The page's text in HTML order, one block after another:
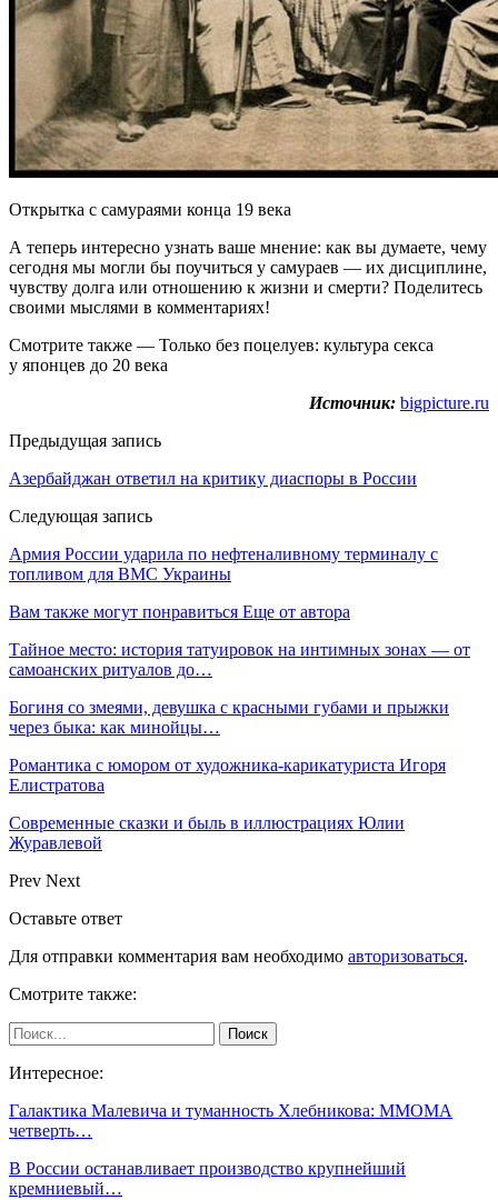
Открытка с самураями конца 19 века
А теперь интересно узнать ваше мнение: как вы думаете, чему
сегодня мы могли бы поучиться у самураев — их дисциплине,
чувству долга или отношению к жизни и смерти? Поделитесь
своими мыслями в комментариях!
Смотрите также — Только без поцелуев: культура секса
у японцев до 20 века
Источник: bigpicture.ru
Предыдущая запись
Азербайджан ответил на критику диаспоры в России
Следующая запись
Армия России ударила по нефтеналивному терминалу с
топливом для ВМС Украины
Вам также могут понравиться Еще от автора
Тайное место: история татуировок на интимных зонах — от
самоанских ритуалов до…
Богиня со змеями, девушка с красными губами и прыжки
через быка: как минойцы…
Романтика с юмором от художника-карикатуриста Игоря
Елистратова
Современные сказки и быль в иллюстрациях Юлии
Журавлевой
Prev Next
Оставьте ответ
Для отправки комментария вам необходимо авторизоваться.
Смотрите также:
Интересное:
Галактика Малевича и туманность Хлебникова: ММОМА
четверть…
В России останавливает производство крупнейший
кремниевый…